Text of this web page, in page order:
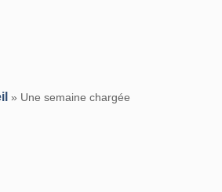
» Une semaine chargée